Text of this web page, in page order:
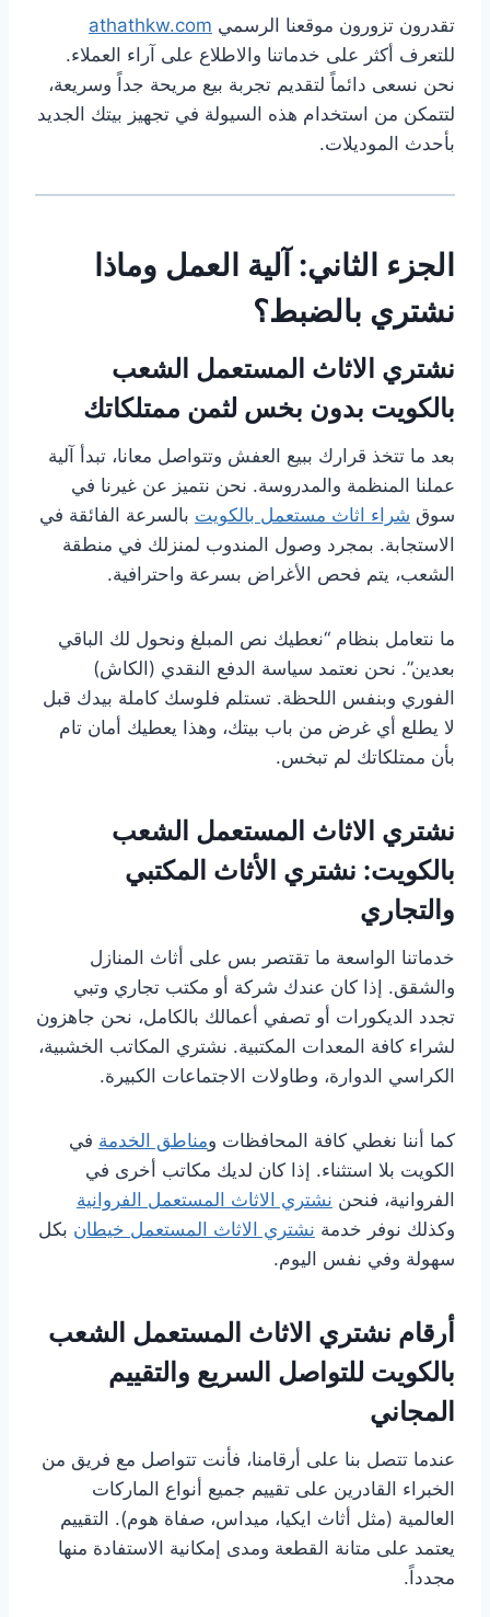
تقدرون تزورون موقعنا الرسمي athathkw.com
للتعرف أكثر على خدماتنا والاطلاع على آراء العملاء.
نحن نسعى دائماً لتقديم تجربة بيع مريحة جداً وسريعة،
لتتمكن من استخدام هذه السيولة في تجهيز بيتك الجديد
بأحدث الموديلات.
الجزء الثاني: آلية العمل وماذا
نشتري بالضبط؟
نشتري الاثاث المستعمل الشعب
بالكويت بدون بخس لثمن ممتلكاتك
بعد ما تتخذ قرارك ببيع العفش وتتواصل معانا، تبدأ آلية
عملنا المنظمة والمدروسة. نحن نتميز عن غيرنا في
سوق شراء اثاث مستعمل بالكويت بالسرعة الفائقة في
الاستجابة. بمجرد وصول المندوب لمنزلك في منطقة
الشعب، يتم فحص الأغراض بسرعة واحترافية.
ما نتعامل بنظام “نعطيك نص المبلغ ونحول لك الباقي
بعدين”. نحن نعتمد سياسة الدفع النقدي (الكاش)
الفوري وبنفس اللحظة. تستلم فلوسك كاملة بيدك قبل
لا يطلع أي غرض من باب بيتك، وهذا يعطيك أمان تام
بأن ممتلكاتك لم تبخس.
نشتري الاثاث المستعمل الشعب
بالكويت: نشتري الأثاث المكتبي
والتجاري
خدماتنا الواسعة ما تقتصر بس على أثاث المنازل
والشقق. إذا كان عندك شركة أو مكتب تجاري وتبي
تجدد الديكورات أو تصفي أعمالك بالكامل، نحن جاهزون
لشراء كافة المعدات المكتبية. نشتري المكاتب الخشبية،
الكراسي الدوارة، وطاولات الاجتماعات الكبيرة.
كما أننا نغطي كافة المحافظات ومناطق الخدمة في
الكويت بلا استثناء. إذا كان لديك مكاتب أخرى في
الفروانية، فنحن نشتري الاثاث المستعمل الفروانية
وكذلك نوفر خدمة نشتري الاثاث المستعمل خيطان بكل
سهولة وفي نفس اليوم.
أرقام نشتري الاثاث المستعمل الشعب
بالكويت للتواصل السريع والتقييم
المجاني
عندما تتصل بنا على أرقامنا، فأنت تتواصل مع فريق من
الخبراء القادرين على تقييم جميع أنواع الماركات
العالمية (مثل أثاث ايكيا، ميداس، صفاة هوم). التقييم
يعتمد على متانة القطعة ومدى إمكانية الاستفادة منها
مجدداً.